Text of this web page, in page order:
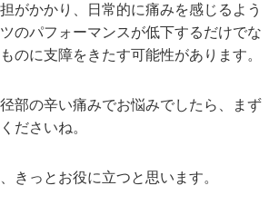
がかかり、日常的に痛みを感じるよう
のパフォーマンスが低下するだけでな
のに支障をきたす可能性があります。
部の辛い痛みでお悩みでしたら、まず
ださいね。
きっとお役に立つと思います。